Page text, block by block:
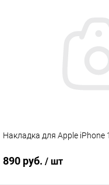
Накладка для Apple iPhone
890 руб. / шт